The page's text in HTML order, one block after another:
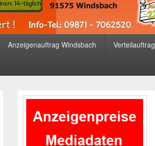
Anzeigenauftrag Windsbach Verteilauftrag
Primärer
Widgetbereich